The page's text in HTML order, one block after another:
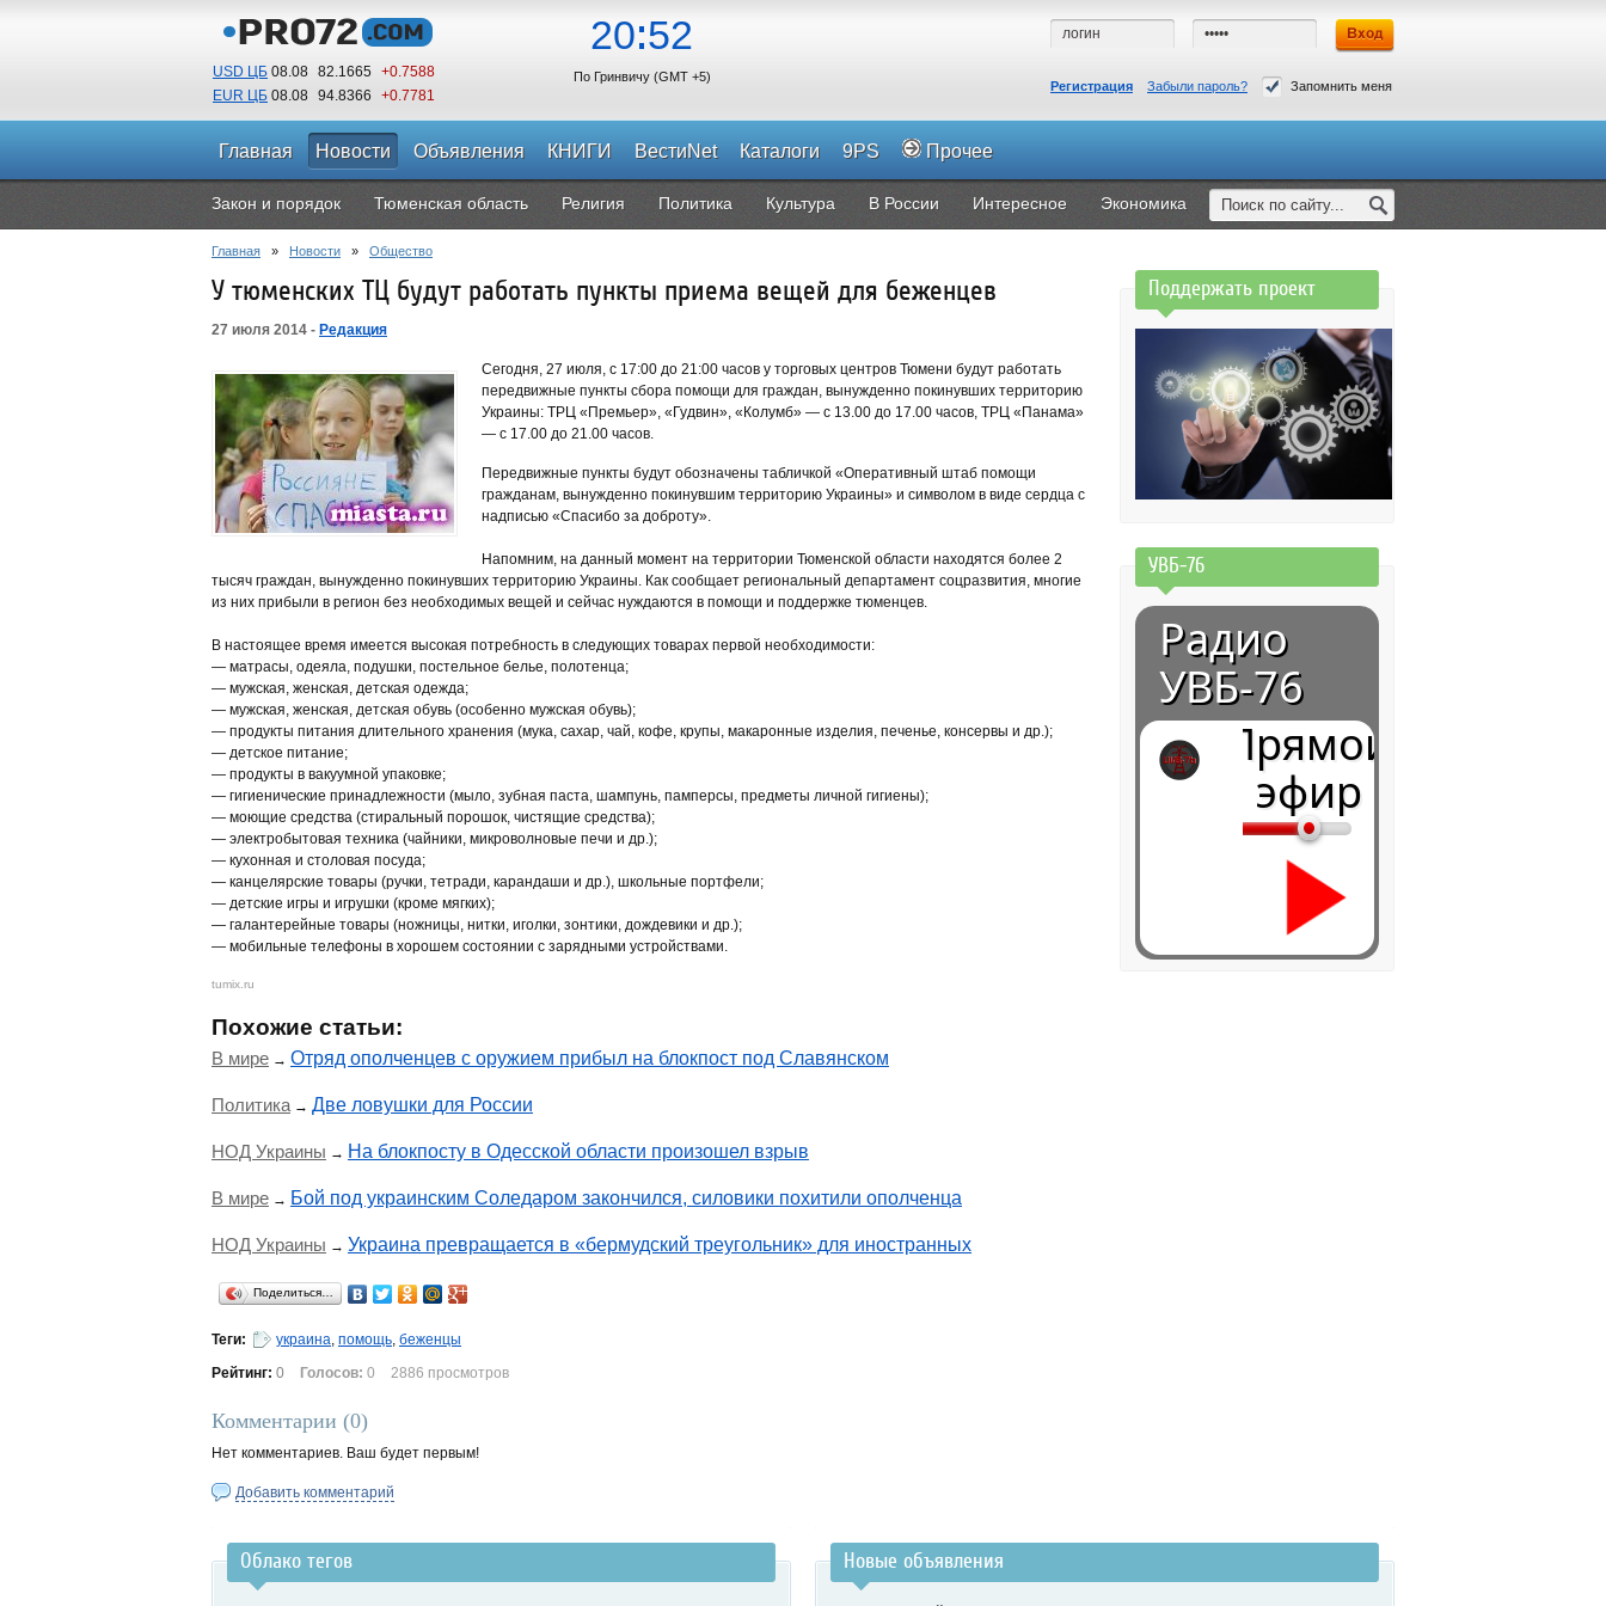
USD ЦБ 08.08 82.1665 +0.7588
EUR ЦБ 08.08 94.8366 +0.7781
20 52
По Гринвичу (GMT +5)
Регистрация Забыли пароль? Запомнить меня
Главная Новости Объявления КНИГИ ВестиNet Каталоги 9PS Прочее
Закон и порядок Тюменская область Религия Политика Культура В России Интересное Экономика
Главная » Новости » Общество
У тюменских ТЦ будут работать пункты приема вещей для беженцев
27 июля 2014 - Редакция
Сегодня, 27 июля, с 17:00 до 21:00 часов у торговых центров Тюмени будут работать
передвижные пункты сбора помощи для граждан, вынужденно покинувших территорию
Украины: ТРЦ «Премьер», «Гудвин», «Колумб» — с 13.00 до 17.00 часов, ТРЦ «Панама»
— с 17.00 до 21.00 часов.
Передвижные пункты будут обозначены табличкой «Оперативный штаб помощи
гражданам, вынужденно покинувшим территорию Украины» и символом в виде сердца с
надписью «Спасибо за доброту».
Напомним, на данный момент на территории Тюменской области находятся более 2
тысяч граждан, вынужденно покинувших территорию Украины. Как сообщает региональный департамент соцразвития, многие
из них прибыли в регион без необходимых вещей и сейчас нуждаются в помощи и поддержке тюменцев.
В настоящее время имеется высокая потребность в следующих товарах первой необходимости:
— матрасы, одеяла, подушки, постельное белье, полотенца;
— мужская, женская, детская одежда;
— мужская, женская, детская обувь (особенно мужская обувь);
— продукты питания длительного хранения (мука, сахар, чай, кофе, крупы, макаронные изделия, печенье, консервы и др.);
— детское питание;
— продукты в вакуумной упаковке;
— гигиенические принадлежности (мыло, зубная паста, шампунь, памперсы, предметы личной гигиены);
— моющие средства (стиральный порошок, чистящие средства);
— электробытовая техника (чайники, микроволновые печи и др.);
— кухонная и столовая посуда;
— канцелярские товары (ручки, тетради, карандаши и др.), школьные портфели;
— детские игры и игрушки (кроме мягких);
— галантерейные товары (ножницы, нитки, иголки, зонтики, дождевики и др.);
— мобильные телефоны в хорошем состоянии с зарядными устройствами.
tumix.ru
Похожие статьи:
В мире → Отряд ополченцев с оружием прибыл на блокпост под Славянском
Политика→ Две ловушки для России
НОД Украины → На блокпосту в Одесской области произошел взрыв
В мире → Бой под украинским Соледаром закончился, силовики похитили ополченца
НОД Украины → Украина превращается в «бермудский треугольник» для иностранных
Поделиться…
Теги: украина, помощь, беженцы
Рейтинг: 0 Голосов: 0 2886 просмотров
Комментарии (0)
Нет комментариев. Ваш будет первым!
Добавить комментарий
Поддержать проект
УВБ-76
Радио
УВБ-76
Прямой
эфир
Облако тегов Новые объявления